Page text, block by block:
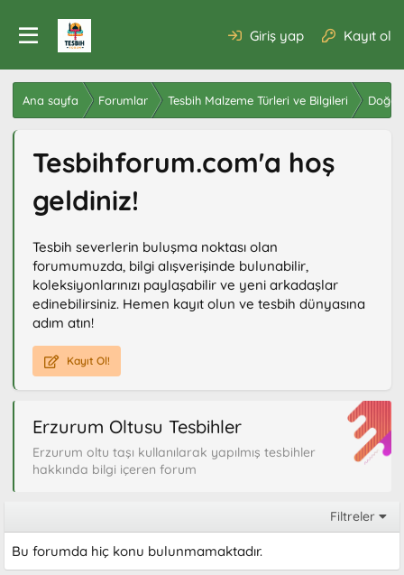
Giriş yap Kayıt ol
Ana sayfa Forumlar Tesbih Malzeme Türleri ve Bilgileri Doğal
Tesbihforum.com'a hoş
geldiniz!
Tesbih severlerin buluşma noktası olan
forumumuzda, bilgi alışverişinde bulunabilir,
koleksiyonlarınızı paylaşabilir ve yeni arkadaşlar
edinebilirsiniz. Hemen kayıt olun ve tesbih dünyasına
adım atın!
Kayıt Ol!
Erzurum Oltusu Tesbihler
Erzurum oltu taşı kullanılarak yapılmış tesbihler
hakkında bilgi içeren forum
Filtreler
Bu forumda hiç konu bulunmamaktadır.